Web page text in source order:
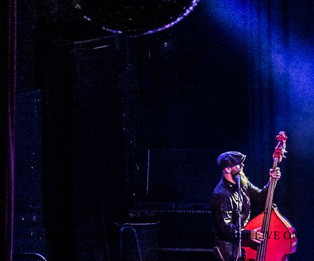
USB CARD 2 GB
Es war unser großer Wunsch weihnachtliche Klassiker zu
veröffentlichen.
Jene Klassiker die Johnny Cash in der Weihnachtszeit LIVE ON
STAGE performte.